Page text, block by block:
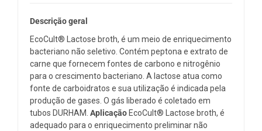
Descrição geral
EcoCult® Lactose broth, é um meio de enriquecimento
bacteriano não seletivo. Contém peptona e extrato de
carne que fornecem fontes de carbono e nitrogênio
para o crescimento bacteriano. A lactose atua como
fonte de carboidratos e sua utilização é indicada pela
produção de gases. O gás liberado é coletado em
tubos DURHAM. Aplicação EcoCult® Lactose broth, é
adequado para o enriquecimento preliminar não